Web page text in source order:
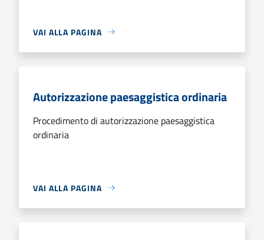
VAI ALLA PAGINA
Autorizzazione paesaggistica ordinaria
Procedimento di autorizzazione paesaggistica
ordinaria
VAI ALLA PAGINA